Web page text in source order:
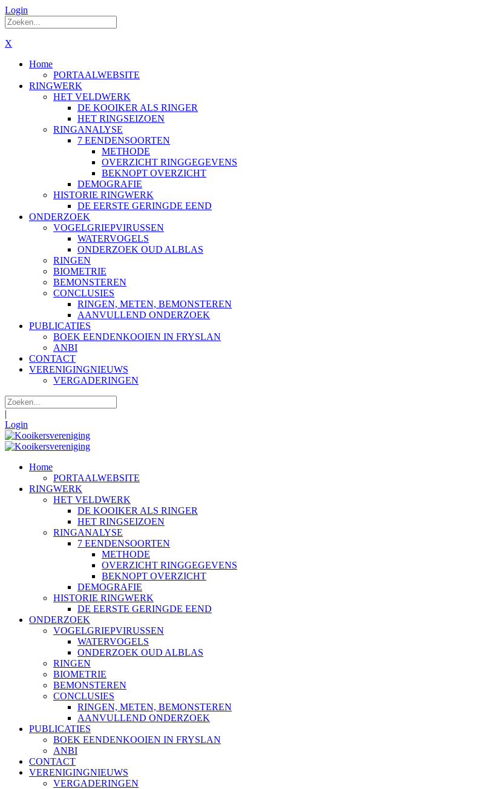
Login
X
Home
PORTAALWEBSITE
RINGWERK
HET VELDWERK
DE KOOIKER ALS RINGER
HET RINGSEIZOEN
RINGANALYSE
7 EENDENSOORTEN
METHODE
OVERZICHT RINGGEGEVENS
BEKNOPT OVERZICHT
DEMOGRAFIE
HISTORIE RINGWERK
DE EERSTE GERINGDE EEND
ONDERZOEK
VOGELGRIEPVIRUSSEN
WATERVOGELS
ONDERZOEK OUD ALBLAS
RINGEN
BIOMETRIE
BEMONSTEREN
CONCLUSIES
RINGEN, METEN, BEMONSTEREN
AANVULLEND ONDERZOEK
PUBLICATIES
BOEK EENDENKOOIEN IN FRYSLAN
ANBI
CONTACT
VERENIGINGNIEUWS
VERGADERINGEN
|
Login
Home
PORTAALWEBSITE
RINGWERK
HET VELDWERK
DE KOOIKER ALS RINGER
HET RINGSEIZOEN
RINGANALYSE
7 EENDENSOORTEN
METHODE
OVERZICHT RINGGEGEVENS
BEKNOPT OVERZICHT
DEMOGRAFIE
HISTORIE RINGWERK
DE EERSTE GERINGDE EEND
ONDERZOEK
VOGELGRIEPVIRUSSEN
WATERVOGELS
ONDERZOEK OUD ALBLAS
RINGEN
BIOMETRIE
BEMONSTEREN
CONCLUSIES
RINGEN, METEN, BEMONSTEREN
AANVULLEND ONDERZOEK
PUBLICATIES
BOEK EENDENKOOIEN IN FRYSLAN
ANBI
CONTACT
VERENIGINGNIEUWS
VERGADERINGEN